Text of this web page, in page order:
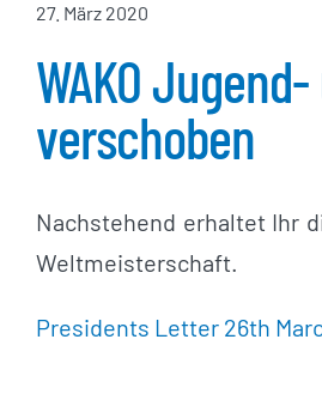
27. März 2020
WAKO
verschoben
Nachstehend erhaltet Ihr
Weltmeisterschaft.
Presidents Letter 26th